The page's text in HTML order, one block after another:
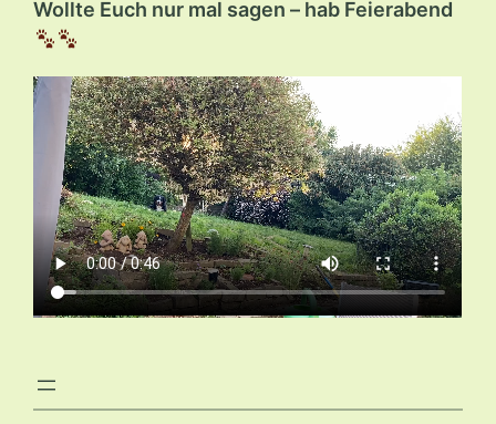
Wollte Euch nur mal sagen – hab Feierabend